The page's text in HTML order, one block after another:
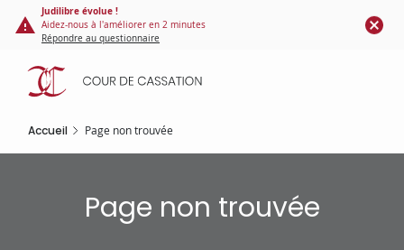
Panneau de gestion des cookies
contenu
principal
Judilibre évolue !
Aidez-nous à l'améliorer en 2 minutes
Répondre au questionnaire
Accueil Page non trouvée
Page non trouvée